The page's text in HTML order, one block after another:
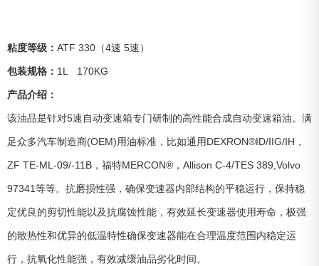
粘度等级： ATF 330（4速 5速）
包装规格： 1L 170KG
产品介绍：
该油品是针对5速自动变速箱专门研制的高性能合成自动变速箱油。满
足众多汽车制造商(OEM)用油标准，比如通用DEXRON®ID/IIG/IH，
ZF TE-ML-09/-11B，福特MERCON®，Allison C-4/TES 389,Volvo
97341等等。抗磨损性强，确保变速器内部结构的平稳运行，保持稳
定优良的剪切性能以及抗腐蚀性能，有效延长变速器使用寿命，极强
的散热性和优异的低温特性确保变速器能在合理温度范围内稳定运
行，抗氧化性能强，有效减缓油品劣化时间。